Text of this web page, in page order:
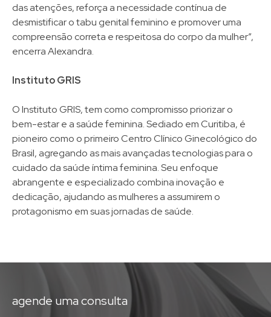
das atenções, reforça a necessidade contínua de
desmistificar o tabu genital feminino e promover uma
compreensão correta e respeitosa do corpo da mulher”,
encerra Alexandra.
Instituto GRIS
O Instituto GRIS, tem como compromisso priorizar o
bem-estar e a saúde feminina. Sediado em Curitiba, é
pioneiro como o primeiro Centro Clínico Ginecológico do
Brasil, agregando as mais avançadas tecnologias para o
cuidado da saúde íntima feminina. Seu enfoque
abrangente e especializado combina inovação e
dedicação, ajudando as mulheres a assumirem o
protagonismo em suas jornadas de saúde.
agende uma consulta